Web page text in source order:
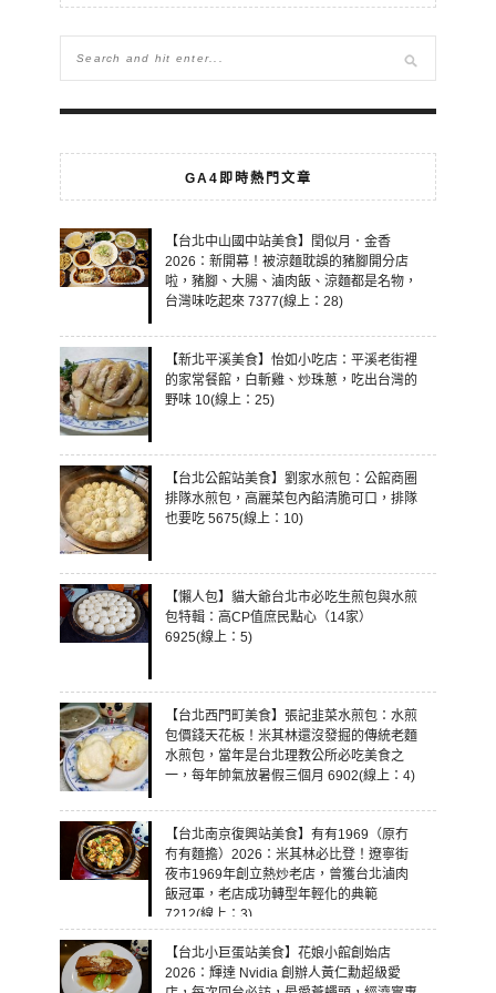
GA4即時熱門文章
【台北中山國中站美食】閏似月．金香
2026：新開幕！被涼麵耽誤的豬腳開分店
啦，豬腳、大腸、滷肉飯、涼麵都是名物，
台灣味吃起來 7377(線上：28)
【新北平溪美食】怡如小吃店：平溪老街裡
的家常餐館，白斬雞、炒珠蔥，吃出台灣的
野味 10(線上：25)
【台北公館站美食】劉家水煎包：公館商圈
排隊水煎包，高麗菜包內餡清脆可口，排隊
也要吃 5675(線上：10)
【懶人包】貓大爺台北市必吃生煎包與水煎
包特輯：高CP值庶民點心（14家）
6925(線上：5)
【台北西門町美食】張記韭菜水煎包：水煎
包價錢天花板！米其林還沒發掘的傳統老麵
水煎包，當年是台北理教公所必吃美食之
一，每年帥氣放暑假三個月 6902(線上：4)
【台北南京復興站美食】有有1969（原冇
𠕇有麵擔）2026：米其林必比登！遼寧街
夜市1969年創立熱炒老店，曾獲台北滷肉
飯冠軍，老店成功轉型年輕化的典範
7212(線上：3)
【台北小巨蛋站美食】花娘小館創始店
2026：輝達 Nvidia 創辦人黃仁勳超級愛